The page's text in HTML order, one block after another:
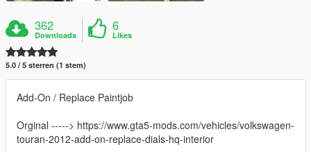
362
Downloads
6
Likes
5.0 / 5 sterren (1 stem)
Add-On / Replace Paintjob
Orginal -----> https://www.gta5-mods.com/vehicles/volkswagen-
touran-2012-add-on-replace-dials-hq-interior